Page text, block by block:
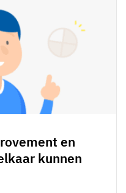
en
kunnen